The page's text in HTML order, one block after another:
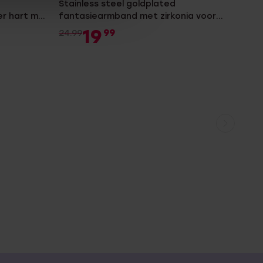
hart met
Stainless steel goldplated
fantasiearmband met zirkonia voor
dames
24.9919 99